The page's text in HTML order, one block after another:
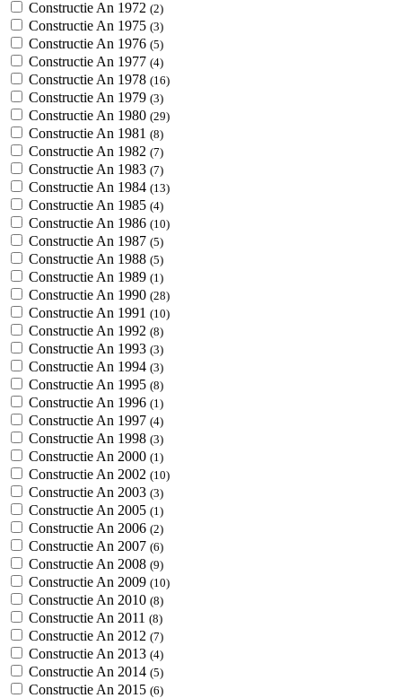
Constructie An 1972 (2)
Constructie An 1975 (3)
Constructie An 1976 (5)
Constructie An 1977 (4)
Constructie An 1978 (16)
Constructie An 1979 (3)
Constructie An 1980 (29)
Constructie An 1981 (8)
Constructie An 1982 (7)
Constructie An 1983 (7)
Constructie An 1984 (13)
Constructie An 1985 (4)
Constructie An 1986 (10)
Constructie An 1987 (5)
Constructie An 1988 (5)
Constructie An 1989 (1)
Constructie An 1990 (28)
Constructie An 1991 (10)
Constructie An 1992 (8)
Constructie An 1993 (3)
Constructie An 1994 (3)
Constructie An 1995 (8)
Constructie An 1996 (1)
Constructie An 1997 (4)
Constructie An 1998 (3)
Constructie An 2000 (1)
Constructie An 2002 (10)
Constructie An 2003 (3)
Constructie An 2005 (1)
Constructie An 2006 (2)
Constructie An 2007 (6)
Constructie An 2008 (9)
Constructie An 2009 (10)
Constructie An 2010 (8)
Constructie An 2011 (8)
Constructie An 2012 (7)
Constructie An 2013 (4)
Constructie An 2014 (5)
Constructie An 2015 (6)